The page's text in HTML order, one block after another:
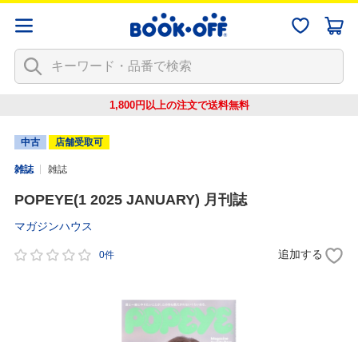
1,800円以上の注文で送料無料
中古 店舗受取可
雑誌 雑誌
POPEYE(1 2025 JANUARY) 月刊誌
マガジンハウス
0件 追加する